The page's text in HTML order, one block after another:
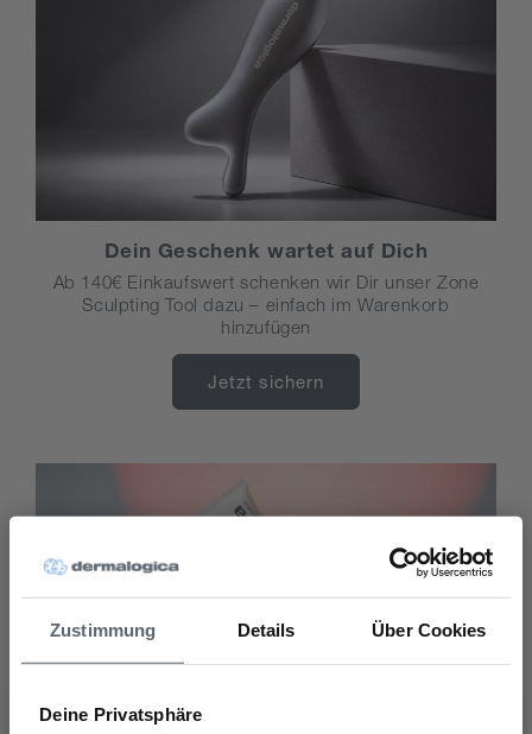
Zustimmung Details Über Cookies
Deine Privatsphäre
Dein Geschenk wartet auf Dich
Ab 140€ Einkaufswert schenken wir Dir unser Zone
Sculpting Tool dazu – einfach im Warenkorb
hinzufügen
Jetzt sichern